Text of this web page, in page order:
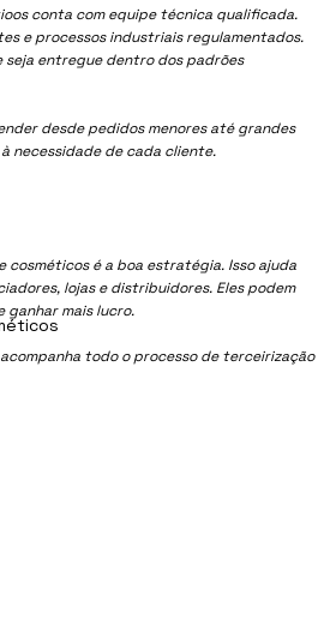
conta com equipe técnica qualificada.
e processos industriais regulamentados.
seja entregue dentro dos padrões
desde pedidos menores até grandes
necessidade de cada cliente.
cosméticos é a boa estratégia. Isso ajuda
lojas e distribuidores. Eles podem
ganhar mais lucro.
todo o processo de terceirização